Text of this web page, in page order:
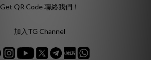
Get QR Code 聯絡我們！
加入TG Channel